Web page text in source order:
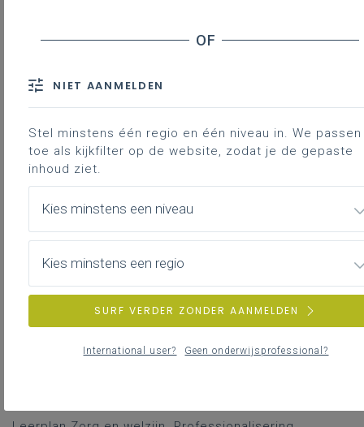
In september staan per leerplan webinars gepland
Tijdens deze sessies gaan we dieper in op de visie
van het leerplan. We bekijken samen waar je
op de PRO.-site en hoe je hiermee aan de slag kan.
Meer info en inschrijven
Meer info, data en mogelijkheid tot inschrijven, via
volgende linken:
Eerste graad
Leerplan Basisoptie maatschappij en welzijn A- en B-
Professionalisering
Tweede graad
NIET AANMELDEN
Stel minstens één regio en één niveau in. We
toe als kijkfilter op de website, zodat je de gepaste
inhoud ziet.
Kies minstens een niveau
Kies minstens een regio
SURF VERDER ZONDER AANMELDEN
International user? Geen onderwijsprofessional?